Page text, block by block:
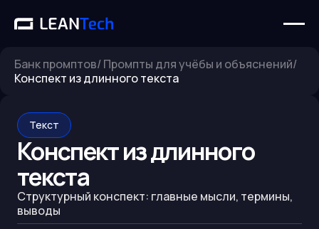
Банк промптов/Промпты для учёбы и объяснений/
Конспект из длинного текста
Текст
Конспект из длинного
текста
Структурный конспект: главные мысли, термины,
выводы